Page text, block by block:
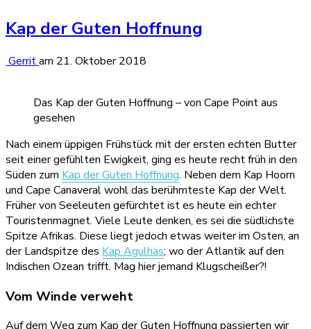
Kap der Guten Hoffnung
Gerritam 21. Oktober 2018
Das Kap der Guten Hoffnung – von Cape Point aus
gesehen
Nach einem üppigen Frühstück mit der ersten echten Butter
seit einer gefühlten Ewigkeit, ging es heute recht früh in den
Süden zum Kap der Guten Hoffnung. Neben dem Kap Hoorn
und Cape Canaveral wohl das berühmteste Kap der Welt.
Früher von Seeleuten gefürchtet ist es heute ein echter
Touristenmagnet. Viele Leute denken, es sei die südlichste
Spitze Afrikas. Diese liegt jedoch etwas weiter im Osten, an
der Landspitze des Kap Agulhas; wo der Atlantik auf den
Indischen Ozean trifft. Mag hier jemand Klugscheißer?!
Vom Winde verweht
Auf dem Weg zum Kap der Guten Hoffnung passierten wir